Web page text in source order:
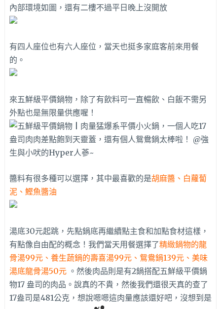
內部環境如圖，還有二樓不過平日晚上沒開放
有四人座位也有六人座位，當天也挺多家庭客前來用餐
的。
來五鮮級平價鍋物，除了有飲料可一直暢飲、白飯不需另
外點也是無限量供應喔！
醬料有很多種可以選擇，其中最喜歡的是胡麻醬、白蘿蔔
泥、鰹魚醬油
湯底30元起跳，先點鍋底再繼續點主食和加點食材這樣，
有點像自由配的概念！我們當天用餐選擇了精緻鍋物的龍
骨湯99元、養生蔬鍋的壽喜湯99元、鴛鴦鍋139元、美味
湯底龍骨湯50元。然後肉品則是有2鍋搭配五鮮級平價鍋
物17 盎司的肉品。說真的不貴，然後我們還很天真的查了
17盎司是481公克，想說嗯嗯這肉量應該還好吧，沒想到是